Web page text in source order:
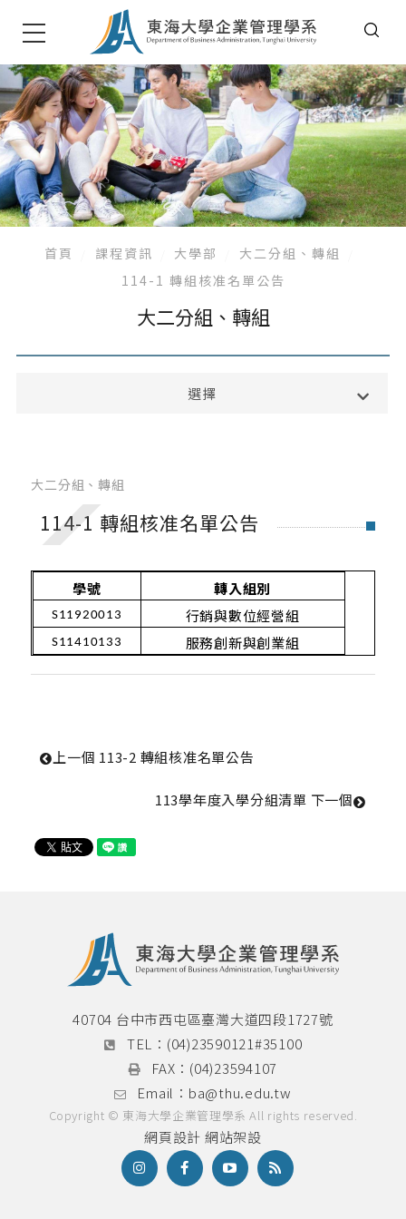
首頁 課程資訊 大學部
大二分組、轉組
114-1 轉組核准名單公告
大二分組、轉組
選擇
英文檢定辦法
雙主修.輔系.學分學程
轉系申請
修業規定
畢業專題
SAS學術資格認證證書與數位徽章
英文檢定辦法
碩士學分學程
雙聯學制
國際菁英組
本系雙聯學程
大二分組、轉組
114-1 轉組核准名單公告
學號 轉入組別
S11920013 行銷與數位經營組
S11410133 服務創新與創業組
上一個 113-2 轉組核准名單公告
113學年度入學分組清單 下一個
40704 台中市西屯區臺灣大道四段1727號
TEL： (04)23590121#35100
FAX： (04)23594107
Email： ba@thu.edu.tw
Copyright © 東海大學企業管理學系 All rights reserved.
網頁設計 網站架設